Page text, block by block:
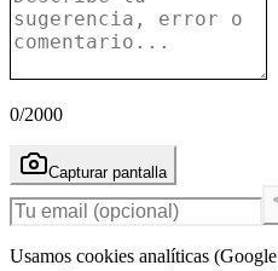
0/2000
Capturar pantalla
Usamos cookies analíticas